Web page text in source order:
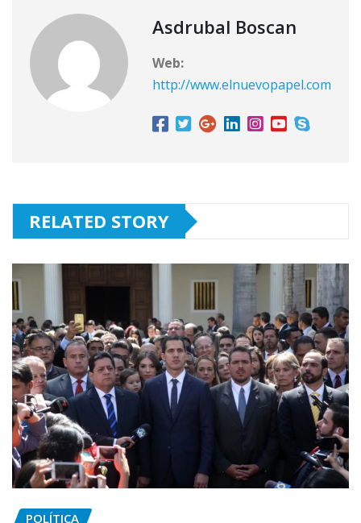
Asdrubal Boscan
Web:
http://www.elnuevopapel.com
RELATED STORY
POLÍTICA